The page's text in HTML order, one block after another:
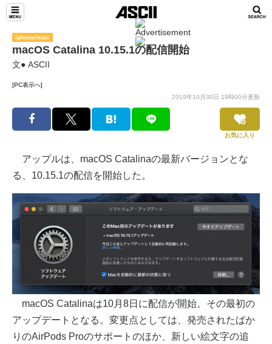
iphone/mac
macOS Catalina 10.15.1の配信開始
文● ASCII
[PC表示へ]
2019年10月30日 19時00分更新
お気に入り
アップルは、macOS Catalinaの最新バージョンとな
る、10.15.1の配信を開始した。
macOS Catalinaは10月8日に配信が開始。その最初の
アップデートとなる。変更点としては、発売されたばか
りのAirPods Proのサポートのほか、新しい絵文字の追